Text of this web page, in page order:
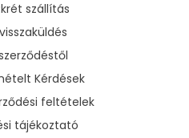
szállítás
Kérdések
feltételek
tájékoztató